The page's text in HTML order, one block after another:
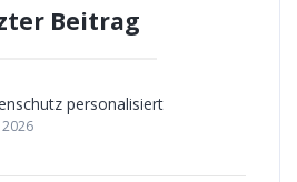
Beitrag
personalisiert
2026